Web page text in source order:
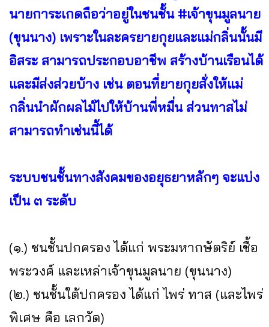
นายการะเกดถือว่าอยู่ในชนชั้น #เจ้าขุนมูลนาย
(ขุนนาง) เพราะในละครยายกุยและแม่กลิ่นนั้นมี
อิสระ สามารถประกอบอาชีพ สร้างบ้านเรือนได้
และมีส่งส่วยบ้าง เช่น ตอนที่ยายกุยสั่งให้แม่
กลิ่นนำผักผลไม้ไปให้บ้านพี่หมื่น ส่วนทาสไม่
สามารถทำเช่นนี้ได้
ระบบชนชั้นทางสังคมของอยุธยาหลักๆ จะแบ่ง
เป็น ๓ ระดับ
(๑.) ชนชั้นปกครอง ได้แก่ พระมหากษัตริย์ เชื้อ
พระวงศ์ และเหล่าเจ้าขุนมูลนาย (ขุนนาง)
(๒.) ชนชั้นใต้ปกครอง ได้แก่ ไพร่ ทาส (และไพร่
พิเศษ คือ เลกวัด)